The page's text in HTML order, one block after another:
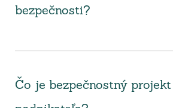
bezpečnosti?
Čo je bezpečnostný projekt